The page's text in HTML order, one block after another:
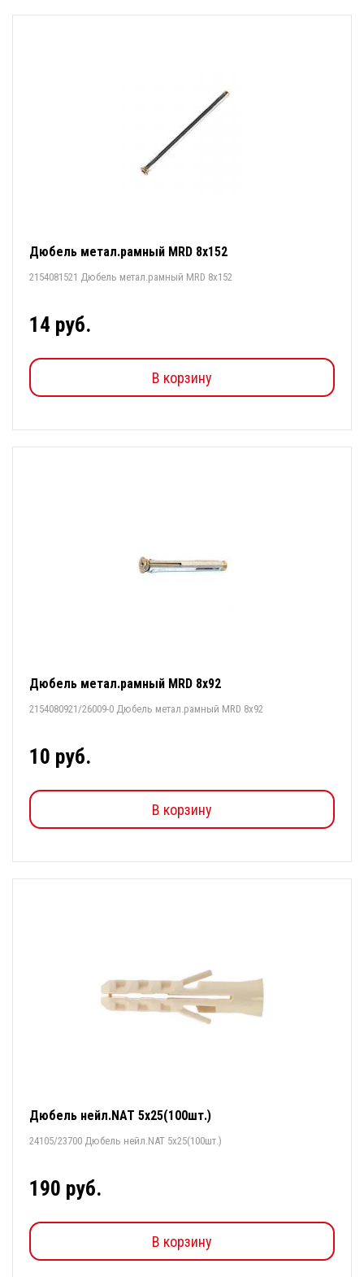
Дюбель метал.рамный MRD 8х152
2154081521 Дюбель метал.рамный MRD 8х152
14 руб.
В корзину
Дюбель метал.рамный MRD 8х92
2154080921/26009-0 Дюбель метал.рамный MRD 8х92
10 руб.
В корзину
Дюбель нейл.NAT 5х25(100шт.)
24105/23700 Дюбель нейл.NAT 5х25(100шт.)
190 руб.
В корзину